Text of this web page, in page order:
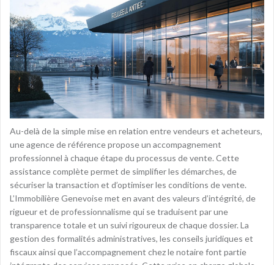
Au-delà de la simple mise en relation entre vendeurs et acheteurs,
une agence de référence propose un accompagnement
professionnel à chaque étape du processus de vente. Cette
assistance complète permet de simplifier les démarches, de
sécuriser la transaction et d’optimiser les conditions de vente.
L’Immobilière Genevoise met en avant des valeurs d’intégrité, de
rigueur et de professionnalisme qui se traduisent par une
transparence totale et un suivi rigoureux de chaque dossier. La
gestion des formalités administratives, les conseils juridiques et
fiscaux ainsi que l’accompagnement chez le notaire font partie